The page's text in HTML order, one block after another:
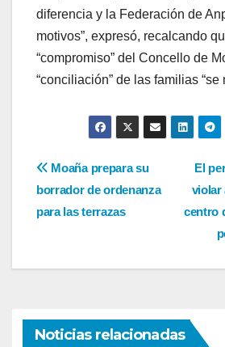
diferencia y la Federación de
motivos”, expresó, recalcando
“compromiso” del Concello de
“conciliación” de las familias “se
Navegación
de
El
violar
centro
Moaña prepara su
borrador de ordenanza
para las terrazas
Noticias relacionadas